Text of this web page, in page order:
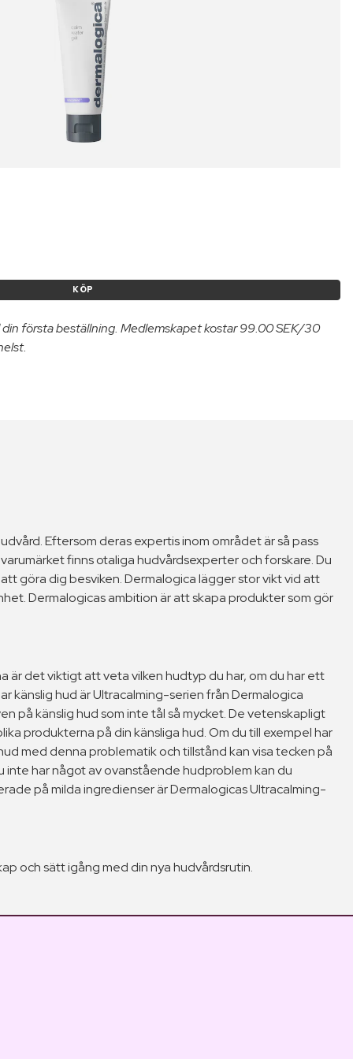
KÖP
första beställning. Medlemskapet kostar 99.00 SEK/30
Eftersom deras expertis inom området är så pass
finns otaliga hudvårdsexperter och forskare. Du
göra dig besviken. Dermalogica lägger stor vikt vid att
Dermalogicas ambition är att skapa produkter som gör
är det viktigt att veta vilken hudtyp du har, om du har ett
känslig hud är Ultracalming-serien från Dermalogica
på känslig hud som inte tål så mycket. De vetenskapligt
produkterna på din känsliga hud. Om du till exempel har
med denna problematik och tillstånd kan visa tecken på
har något av ovanstående hudproblem kan du
på milda ingredienser är Dermalogicas Ultracalming-
och sätt igång med din nya hudvårdsrutin.